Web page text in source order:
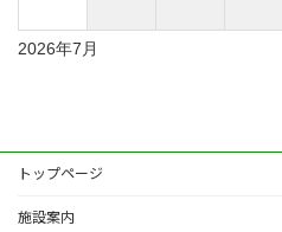
2026年7月
トップページ
施設案内